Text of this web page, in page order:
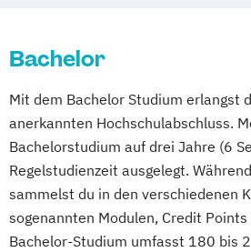
Experience Management
Betriebswirtschaftslehre –
Management
Betriebswirtschaftslehre –
Management
Business Administration
Business Intelligence
Bachelor
Mit dem Bachelor Studium erlangst
anerkannten Hochschulabschluss.
Bachelorstudium auf drei Jahre (6
Regelstudienzeit ausgelegt.
sammelst du in den verschiedenen
sogenannten Modulen, Credit Points
Bachelor-Studium umfasst 180 bis